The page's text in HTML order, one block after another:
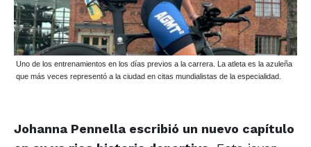
Uno de los entrenamientos en los días previos a la carrera. La atleta es la azuleña
que más veces representó a la ciudad en citas mundialistas de la especialidad.
Johanna Pennella escribió un nuevo capítulo